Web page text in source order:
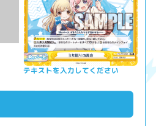
テキストを入力してください